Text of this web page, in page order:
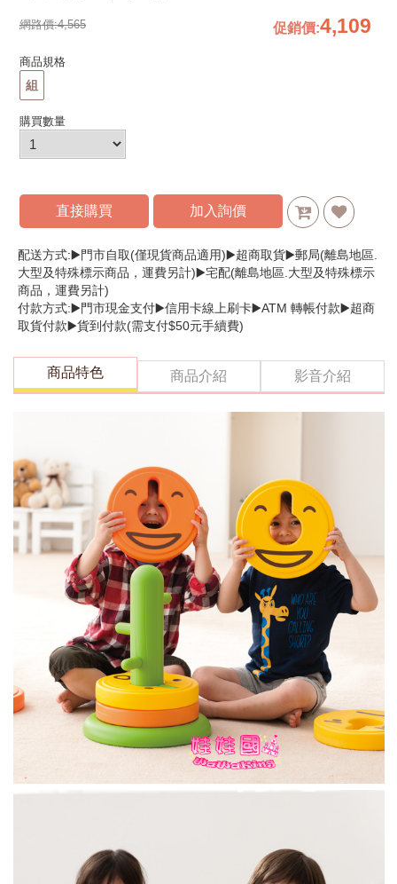
網路價:4,565 促銷價:4,109
商品規格
組
購買數量
直接購買 加入詢價
配送方式:▶️門市自取(僅現貨商品適用)▶️超商取貨▶️郵局(離島地區.
大型及特殊標示商品，運費另計)▶️宅配(離島地區.大型及特殊標示
商品，運費另計)
付款方式:▶️門市現金支付▶️信用卡線上刷卡▶️ATM 轉帳付款▶️超商
取貨付款▶️貨到付款(需支付$50元手續費)
商品特色 商品介紹 影音介紹